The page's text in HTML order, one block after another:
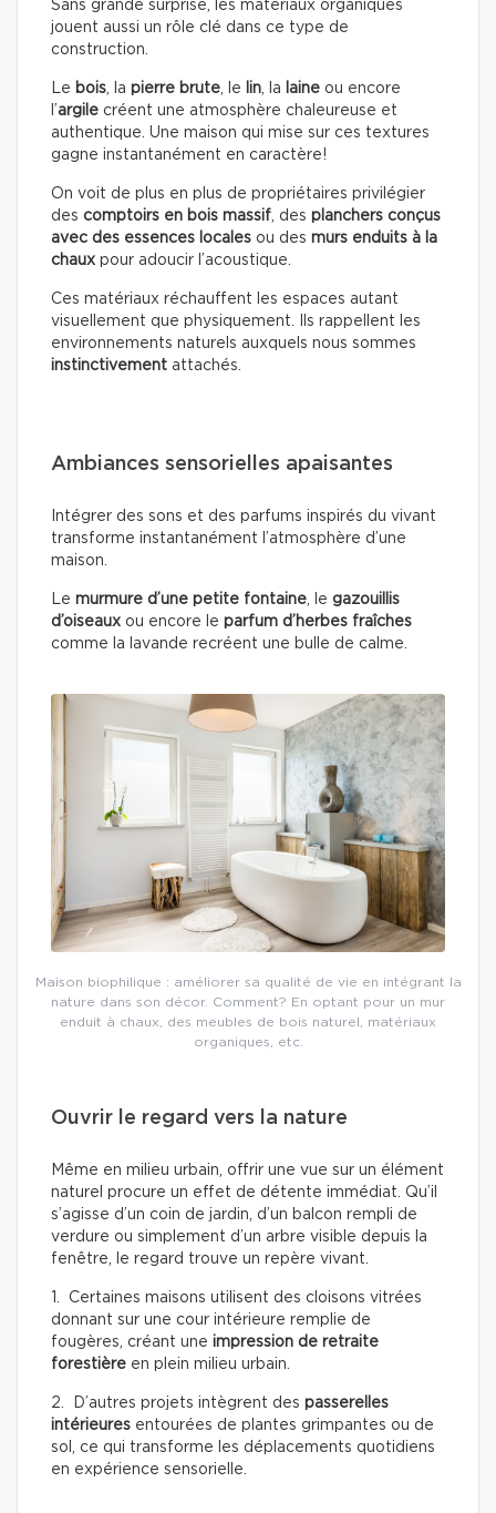
Sans grande surprise, les matériaux organiques
jouent aussi un rôle clé dans ce type de
construction.
Le bois, la pierre brute, le lin, la laine ou encore
l’argile créent une atmosphère chaleureuse et
authentique. Une maison qui mise sur ces textures
gagne instantanément en caractère!
On voit de plus en plus de propriétaires privilégier
des comptoirs en bois massif, des planchers conçus
avec des essences locales ou des murs enduits à la
chaux pour adoucir l’acoustique.
Ces matériaux réchauffent les espaces autant
visuellement que physiquement. Ils rappellent les
environnements naturels auxquels nous sommes
instinctivement attachés.
Ambiances sensorielles apaisantes
Intégrer des sons et des parfums inspirés du vivant
transforme instantanément l’atmosphère d’une
maison.
Le murmure d’une petite fontaine, le gazouillis
d’oiseaux ou encore le parfum d’herbes fraîches
comme la lavande recréent une bulle de calme.
Maison biophilique : améliorer sa qualité de vie en intégrant la
nature dans son décor. Comment? En optant pour un mur
enduit à chaux, des meubles de bois naturel, matériaux
organiques, etc.
Ouvrir le regard vers la nature
Même en milieu urbain, offrir une vue sur un élément
naturel procure un effet de détente immédiat. Qu’il
s’agisse d’un coin de jardin, d’un balcon rempli de
verdure ou simplement d’un arbre visible depuis la
fenêtre, le regard trouve un repère vivant.
1. Certaines maisons utilisent des cloisons vitrées
donnant sur une cour intérieure remplie de
fougères, créant une impression de retraite
forestière en plein milieu urbain.
2. D’autres projets intègrent des passerelles
intérieures entourées de plantes grimpantes ou de
sol, ce qui transforme les déplacements quotidiens
en expérience sensorielle.